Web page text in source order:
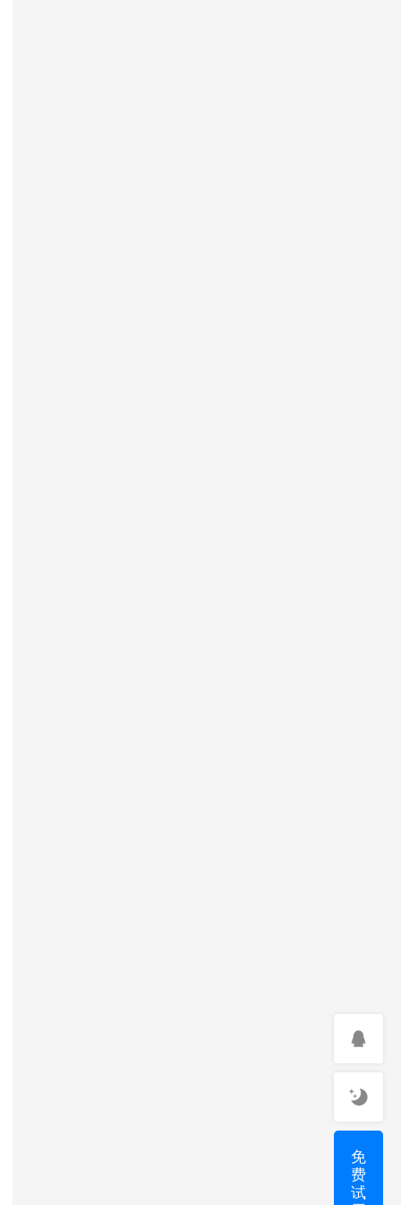
免
费
试